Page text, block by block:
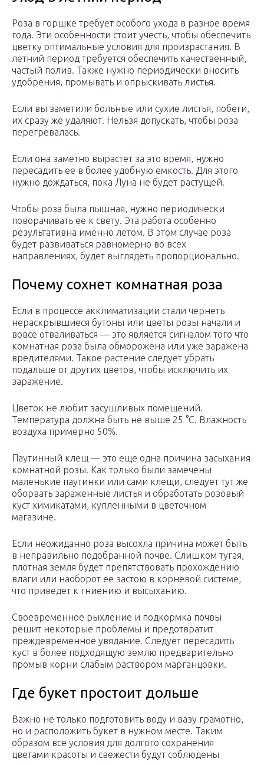
Роза в горшке требует особого ухода в разное время
года. Эти особенности стоит учесть, чтобы обеспечить
цветку оптимальные условия для произрастания. В
летний период требуется обеспечить качественный,
частый полив. Также нужно периодически вносить
удобрения, промывать и опрыскивать листья.
Если вы заметили больные или сухие листья, побеги,
их сразу же удаляют. Нельзя допускать, чтобы роза
перегревалась.
Если она заметно вырастет за это время, нужно
пересадить ее в более удобную емкость. Для этого
нужно дождаться, пока Луна не будет растущей.
Чтобы роза была пышная, нужно периодически
поворачивать ее к свету. Эта работа особенно
результативна именно летом. В этом случае роза
будет развиваться равномерно во всех
направлениях, будет выглядеть пропорционально.
Почему сохнет комнатная роза
Если в процессе акклиматизации стали чернеть
нераскрывшиеся бутоны или цветы розы начали и
вовсе отваливаться — это является сигналом того что
комнатная роза была обморожена или уже заражена
вредителями. Такое растение следует убрать
подальше от других цветов, чтобы исключить их
заражение.
Цветок не любит засушливых помещений.
Температура должна быть не выше 25 °С. Влажность
воздуха примерно 50%.
Паутинный клещ — это еще одна причина засыхания
комнатной розы. Как только были замечены
маленькие паутинки или сами клещи, следует тут же
оборвать зараженные листья и обработать розовый
куст химикатами, купленными в цветочном
магазине.
Если неожиданно роза высохла причина может быть
в неправильно подобранной почве. Слишком тугая,
плотная земля будет препятствовать прохождению
влаги или наоборот ее застою в корневой системе,
что приведет к гниению и высыханию.
Своевременное рыхление и подкормка почвы
решит некоторые проблемы и предотвратит
преждевременное увядание. Следует пересадить
куст в более подходящую землю предварительно
промыв корни слабым раствором марганцовки.
Где букет простоит дольше
Важно не только подготовить воду и вазу грамотно,
но и расположить букет в нужном месте. Таким
образом все условия для долгого сохранения
цветами красоты и свежести будут соблюдены